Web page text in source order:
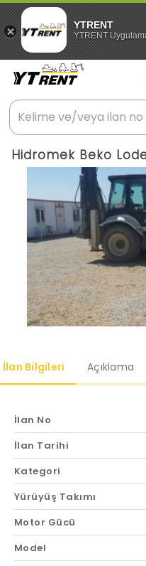
YTRENT
YTRENT
Hidromek Beko
İlan Bilgileri Açıklama
İlan No
İlan Tarihi
Kategori
Yürüyüş Takımı
Motor Gücü
Model